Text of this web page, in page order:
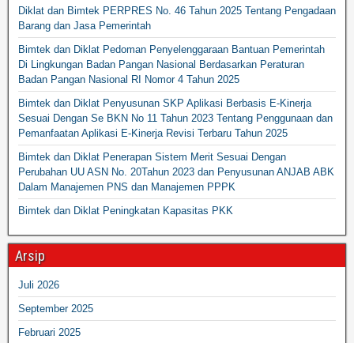
Diklat dan Bimtek PERPRES No. 46 Tahun 2025 Tentang Pengadaan
Barang dan Jasa Pemerintah
Bimtek dan Diklat Pedoman Penyelenggaraan Bantuan Pemerintah
Di Lingkungan Badan Pangan Nasional Berdasarkan Peraturan
Badan Pangan Nasional RI Nomor 4 Tahun 2025
Bimtek dan Diklat Penyusunan SKP Aplikasi Berbasis E-Kinerja
Sesuai Dengan Se BKN No 11 Tahun 2023 Tentang Penggunaan dan
Pemanfaatan Aplikasi E-Kinerja Revisi Terbaru Tahun 2025
Bimtek dan Diklat Penerapan Sistem Merit Sesuai Dengan
Perubahan UU ASN No. 20Tahun 2023 dan Penyusunan ANJAB ABK
Dalam Manajemen PNS dan Manajemen PPPK
Bimtek dan Diklat Peningkatan Kapasitas PKK
Arsip
Juli 2026
September 2025
Februari 2025